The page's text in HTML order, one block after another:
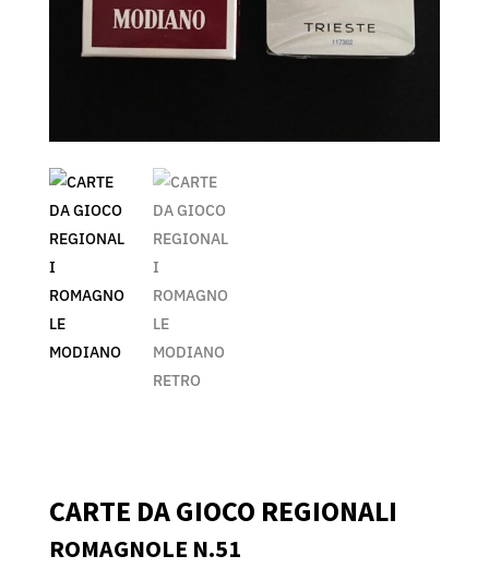
CARTE DA GIOCO REGIONALI
ROMAGNOLE N.51